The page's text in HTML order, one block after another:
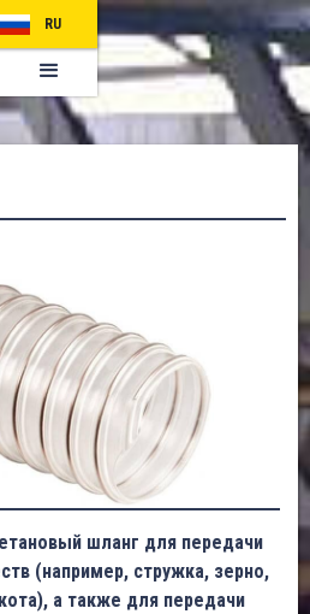
RU
шланг для передачи
(например, стружка, зерно,
а также для передачи